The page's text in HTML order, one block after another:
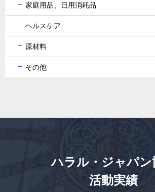
家庭用品、日用消耗品
ヘルスケア
原材料
その他
ハラル・ジャパン
活動実績